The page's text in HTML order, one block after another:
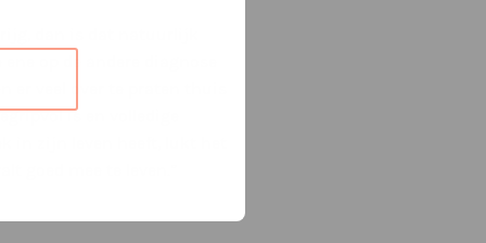
er veel over te praten thuis
is en volledige
in zijn leven heeft, lukt het